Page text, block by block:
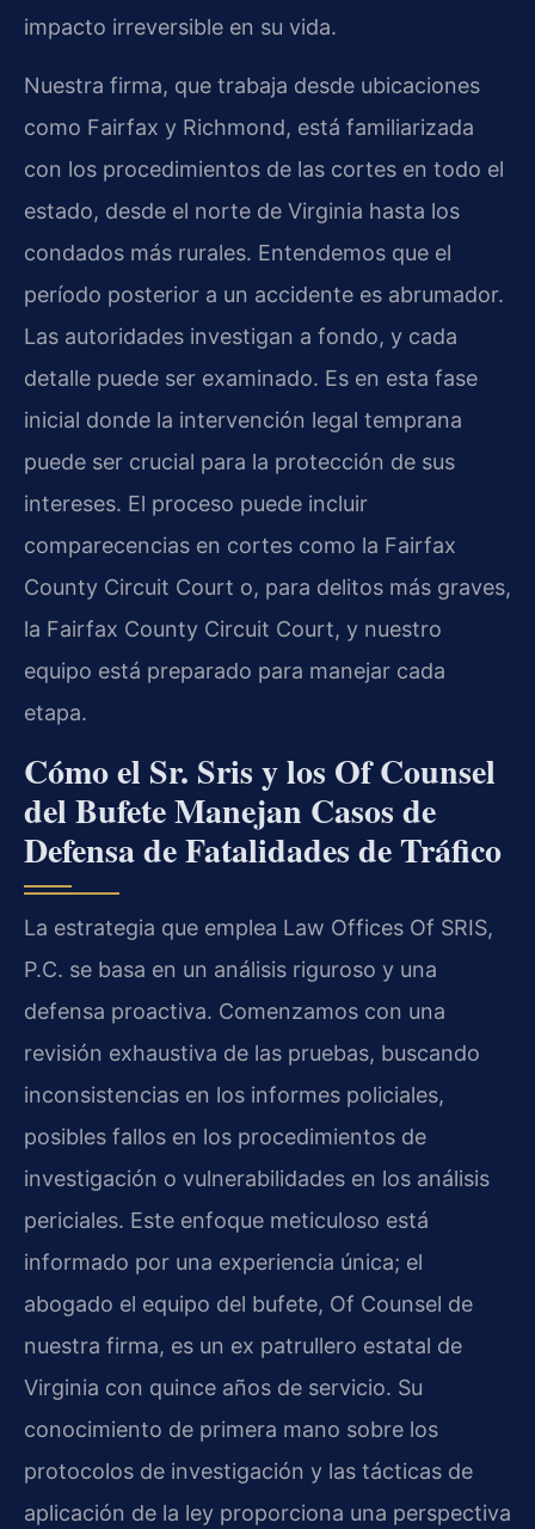
impacto irreversible en su vida.
Nuestra firma, que trabaja desde ubicaciones
como Fairfax y Richmond, está familiarizada
con los procedimientos de las cortes en todo el
estado, desde el norte de Virginia hasta los
condados más rurales. Entendemos que el
período posterior a un accidente es abrumador.
Las autoridades investigan a fondo, y cada
detalle puede ser examinado. Es en esta fase
inicial donde la intervención legal temprana
puede ser crucial para la protección de sus
intereses. El proceso puede incluir
comparecencias en cortes como la Fairfax
County Circuit Court o, para delitos más graves,
la Fairfax County Circuit Court, y nuestro
equipo está preparado para manejar cada
etapa.
Cómo el Sr. Sris y los Of Counsel
del Bufete Manejan Casos de
Defensa de Fatalidades de Tráfico
La estrategia que emplea Law Offices Of SRIS,
P.C. se basa en un análisis riguroso y una
defensa proactiva. Comenzamos con una
revisión exhaustiva de las pruebas, buscando
inconsistencias en los informes policiales,
posibles fallos en los procedimientos de
investigación o vulnerabilidades en los análisis
periciales. Este enfoque meticuloso está
informado por una experiencia única; el
abogado el equipo del bufete, Of Counsel de
nuestra firma, es un ex patrullero estatal de
Virginia con quince años de servicio. Su
conocimiento de primera mano sobre los
protocolos de investigación y las tácticas de
aplicación de la ley proporciona una perspectiva